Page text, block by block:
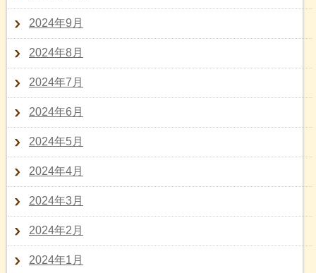
2024年9月
2024年8月
2024年7月
2024年6月
2024年5月
2024年4月
2024年3月
2024年2月
2024年1月